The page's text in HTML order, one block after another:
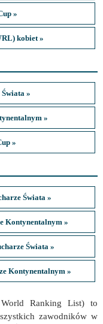
»
kobiet »
»
»
»
Świata »
Kontynentalnym »
Świata »
Kontynentalnym »
Ranking List) to
zawodników w